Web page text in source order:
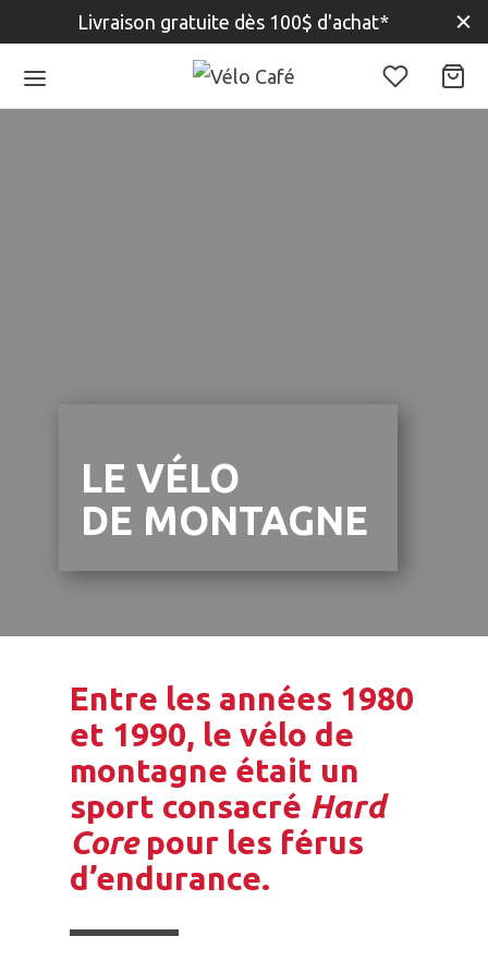
Livraison gratuite dès 100$ d'achat*
LE VÉLO
DE MONTAGNE
Entre les années 1980
et 1990, le vélo de
montagne était un
sport consacré Hard
Corepour les férus
d’endurance.